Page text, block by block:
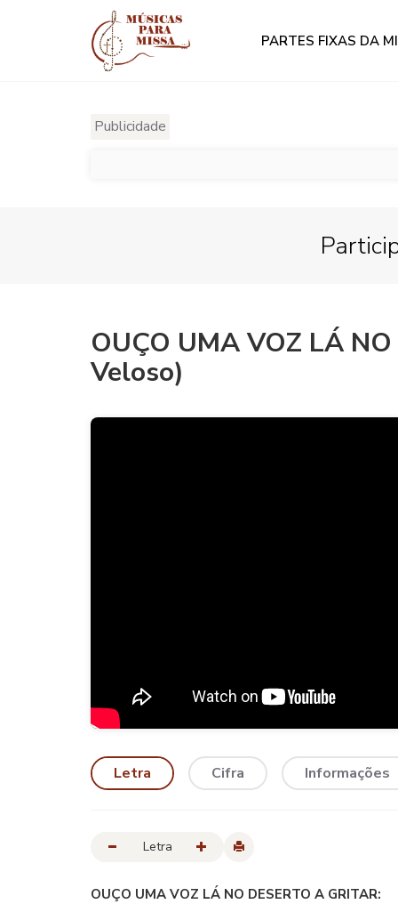
PARTES FIXAS DA
Publicidade
OUÇO UMA VOZ LÁ
Veloso)
Letra Cifra Informações
Letra
OUÇO UMA VOZ LÁ NO DESERTO A GRITAR: